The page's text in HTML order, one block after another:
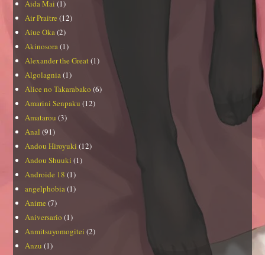
Aida Mai (1)
Air Praitre (12)
Aiue Oka(2)
Akinosora(1)
Alexander the Great (1)
Algolagnia(1)
Alice no Takarabako (6)
Amarini Senpaku (12)
Amatarou (3)
Anal (91)
Andou Hiroyuki (12)
Andou Shuuki (1)
Androide 18 (1)
angelphobia(1)
Anime (7)
Aniversario (1)
Anmitsuyomogitei (2)
Anzu (1)